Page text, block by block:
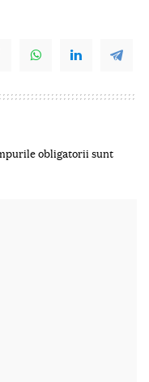
obligatorii sunt